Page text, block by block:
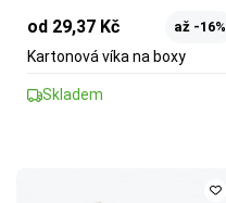
od 29,37 Kč až -16%
Kartonová víka na boxy
Skladem